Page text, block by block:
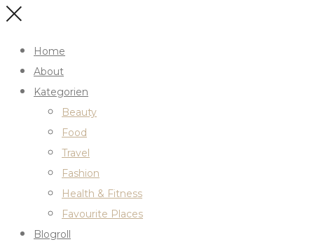
Home
About
Kategorien
Beauty
Food
Travel
Fashion
Health & Fitness
Favourite Places
Blogroll